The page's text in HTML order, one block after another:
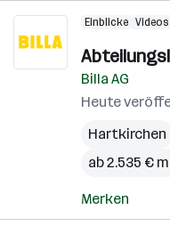
Einblicke Videos
Billa AG
Heute
Hartkirchen
ab 2.535 €
Merken